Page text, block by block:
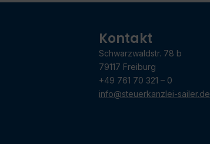
Kontakt
Schwarzwaldstr. 78 b
79117 Freiburg
+49 761 70 321 – 0
info@steuerkanzlei-sailer.de